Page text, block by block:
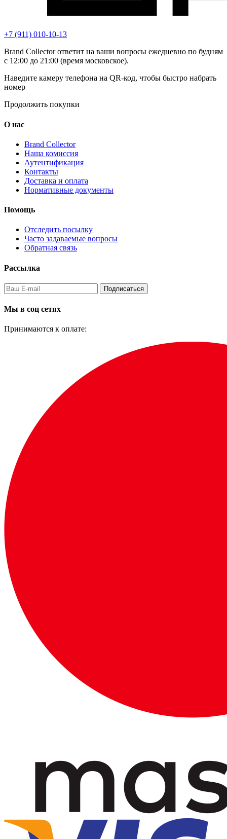
+7 (911) 010-10-13
Brand Collector ответит на ваши вопросы ежедневно по будням
с 12:00 до 21:00 (время московское).
Наведите камеру телефона на QR-код, чтобы быстро набрать
номер
Продолжить покупки
О нас
Brand Collector
Наша комиссия
Аутентификация
Контакты
Доставка и оплата
Нормативные документы
Помощь
Отследить посылку
Часто задаваемые вопросы
Обратная связь
Рассылка
Подписаться
Мы в соц сетях
Принимаются к оплате: